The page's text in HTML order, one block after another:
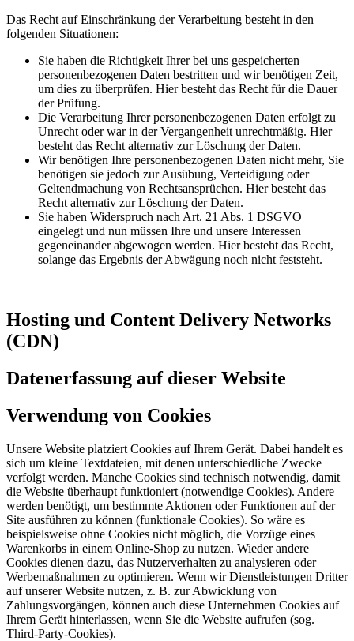
Das Recht auf Einschränkung der Verarbeitung besteht in den
folgenden Situationen:
Sie haben die Richtigkeit Ihrer bei uns gespeicherten
personenbezogenen Daten bestritten und wir benötigen Zeit,
um dies zu überprüfen. Hier besteht das Recht für die Dauer
der Prüfung.
Die Verarbeitung Ihrer personenbezogenen Daten erfolgt zu
Unrecht oder war in der Vergangenheit unrechtmäßig. Hier
besteht das Recht alternativ zur Löschung der Daten.
Wir benötigen Ihre personenbezogenen Daten nicht mehr, Sie
benötigen sie jedoch zur Ausübung, Verteidigung oder
Geltendmachung von Rechtsansprüchen. Hier besteht das
Recht alternativ zur Löschung der Daten.
Sie haben Widerspruch nach Art. 21 Abs. 1 DSGVO
eingelegt und nun müssen Ihre und unsere Interessen
gegeneinander abgewogen werden. Hier besteht das Recht,
solange das Ergebnis der Abwägung noch nicht feststeht.
Hosting und Content Delivery Networks
(CDN)
Datenerfassung auf dieser Website
Verwendung von Cookies
Unsere Website platziert Cookies auf Ihrem Gerät. Dabei handelt es
sich um kleine Textdateien, mit denen unterschiedliche Zwecke
verfolgt werden. Manche Cookies sind technisch notwendig, damit
die Website überhaupt funktioniert (notwendige Cookies). Andere
werden benötigt, um bestimmte Aktionen oder Funktionen auf der
Site ausführen zu können (funktionale Cookies). So wäre es
beispielsweise ohne Cookies nicht möglich, die Vorzüge eines
Warenkorbs in einem Online-Shop zu nutzen. Wieder andere
Cookies dienen dazu, das Nutzerverhalten zu analysieren oder
Werbemaßnahmen zu optimieren. Wenn wir Dienstleistungen Dritter
auf unserer Website nutzen, z. B. zur Abwicklung von
Zahlungsvorgängen, können auch diese Unternehmen Cookies auf
Ihrem Gerät hinterlassen, wenn Sie die Website aufrufen (sog.
Third-Party-Cookies).